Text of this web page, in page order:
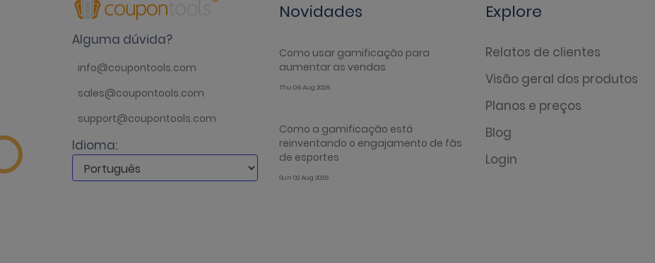
Alguma dúvida?
info@coupontools.com
sales@coupontools.com
support@coupontools.com
Idioma:
Novidades
Como usar gamificação para
aumentar as vendas
Thu 06 Aug 2026
Como a gamificação está
reinventando o engajamento de fãs
de esportes
Sun 02 Aug 2026
Explore
Relatos de clientes
Visão geral dos produtos
Planos e preços
Blog
Login